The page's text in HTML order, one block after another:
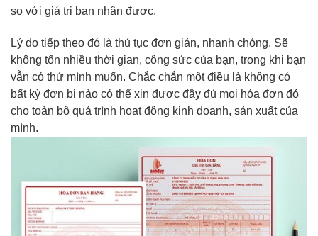
so với giá trị bạn nhận được.
Lý do tiếp theo đó là thủ tục đơn giản, nhanh chóng. Sẽ
không tốn nhiều thời gian, công sức của bạn, trong khi bạn
vẫn có thứ mình muốn. Chắc chắn một điều là không có
bất kỳ đơn bị nào có thể xin được đầy đủ mọi hóa đơn đỏ
cho toàn bộ quá trình hoạt động kinh doanh, sản xuất của
mình.